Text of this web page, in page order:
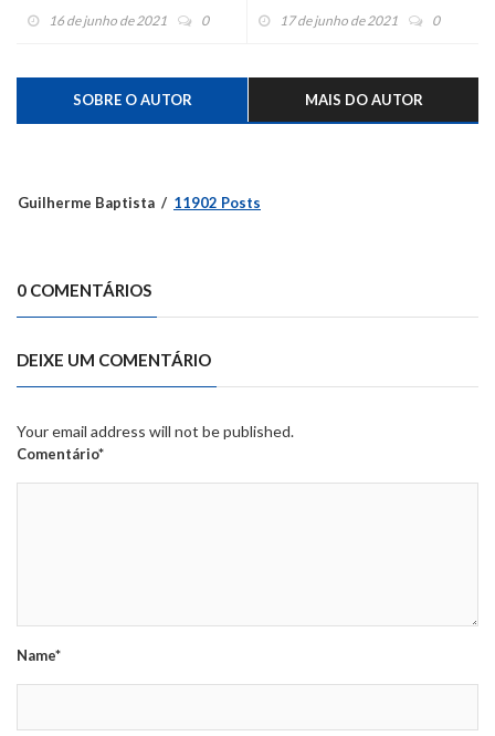
16 de junho de 2021 0 17 de junho de 2021 0
SOBRE O AUTOR MAIS DO AUTOR
Guilherme Baptista 11902 Posts
0 COMENTÁRIOS
DEIXE UM COMENTÁRIO
Your email address will not be published.
Comentário*
Name*